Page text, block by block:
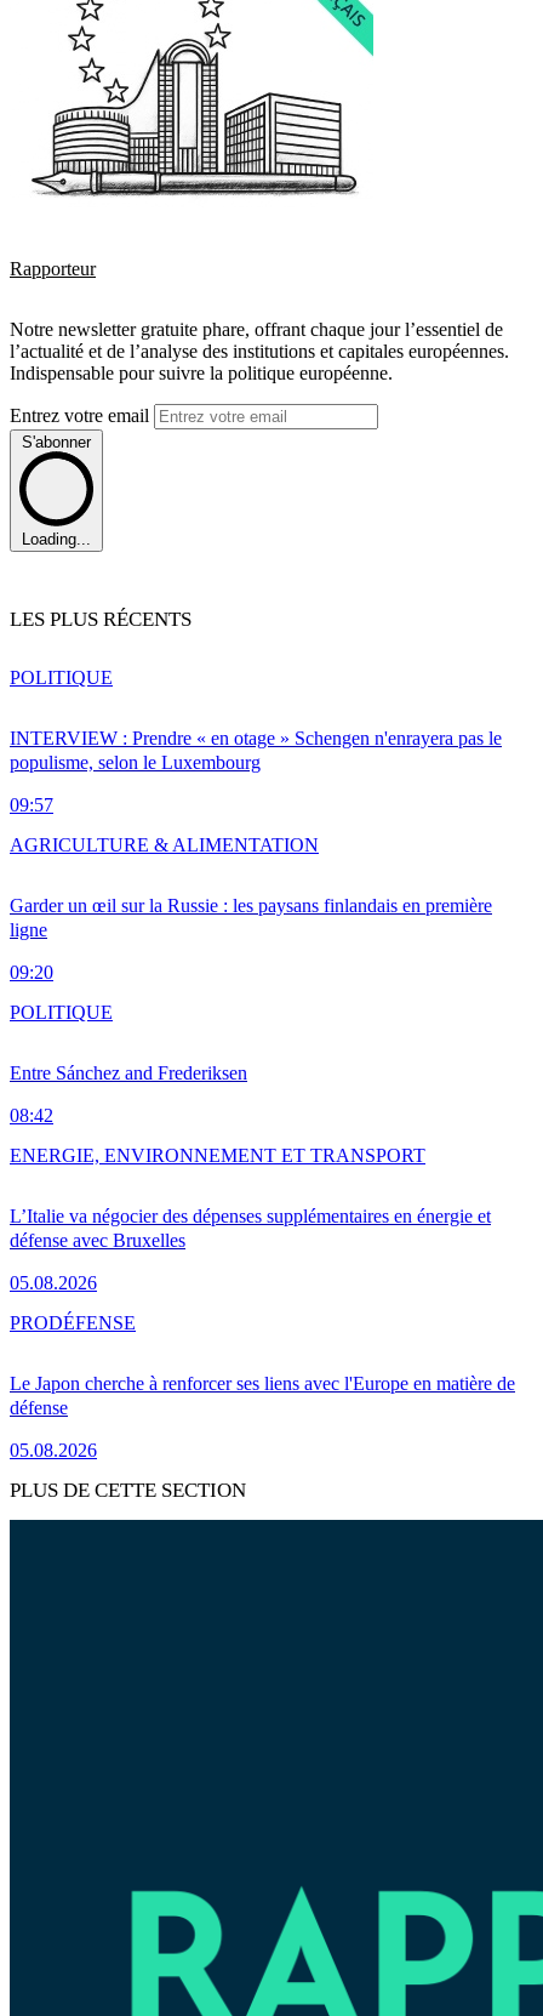
Rapporteur
Notre newsletter gratuite phare, offrant chaque jour l’essentiel de
l’actualité et de l’analyse des institutions et capitales européennes.
Indispensable pour suivre la politique européenne.
Entrez votre email
S'abonner
Loading...
LES PLUS RÉCENTS
INTERVIEW : Prendre « en otage » Schengen n'enrayera pas le
populisme, selon le Luxembourg
09:57
POLITIQUE
Garder un œil sur la Russie : les paysans finlandais en première
ligne
09:20
AGRICULTURE & ALIMENTATION
Entre Sánchez and Frederiksen
08:42
POLITIQUE
L’Italie va négocier des dépenses supplémentaires en énergie et
défense avec Bruxelles
05.08.2026
ENERGIE, ENVIRONNEMENT ET TRANSPORT
Le Japon cherche à renforcer ses liens avec l'Europe en matière de
défense
05.08.2026
PRODÉFENSE
PLUS DE CETTE SECTION